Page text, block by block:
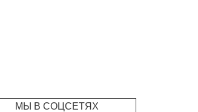
МЫ В СОЦСЕТЯХ